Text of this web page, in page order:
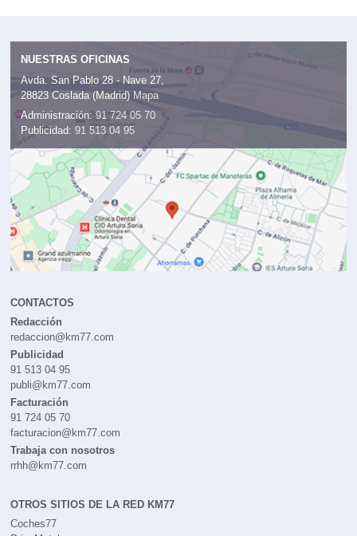
NUESTRAS OFICINAS
Avda. San Pablo 28 - Nave 27,
28823 Coslada (Madrid) Mapa
Administración: 91 724 05 70
Publicidad: 91 513 04 95
CONTACTOS
Redacción
redaccion@km77.com
Publicidad
91 513 04 95
publi@km77.com
Facturación
91 724 05 70
facturacion@km77.com
Trabaja con nosotros
rrhh@km77.com
OTROS SITIOS DE LA RED KM77
Coches77